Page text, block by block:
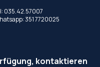
035.42.57007
351 7720025
kontaktieren